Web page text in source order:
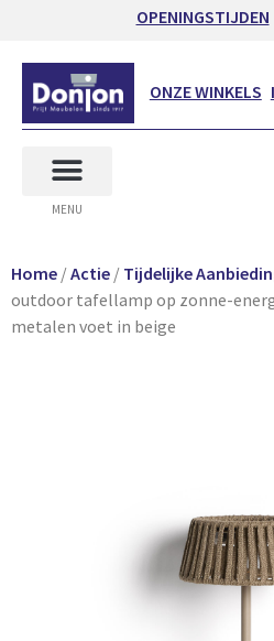
OPENINGSTIJDEN
ONZE WINKELS
MENU
Home /Actie / Tijdelijke
outdoor tafellamp op zonne-
metalen voet in beige